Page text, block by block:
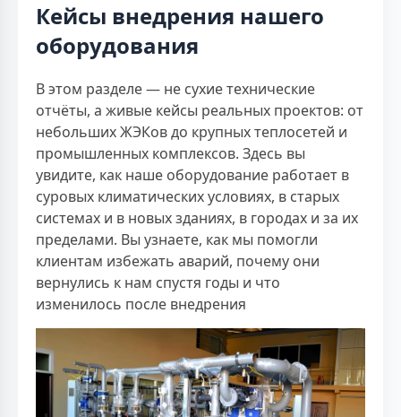
Кейсы внедрения нашего
оборудования
В этом разделе — не сухие технические
отчёты, а живые кейсы реальных проектов: от
небольших ЖЭКов до крупных теплосетей и
промышленных комплексов. Здесь вы
увидите, как наше оборудование работает в
суровых климатических условиях, в старых
системах и в новых зданиях, в городах и за их
пределами. Вы узнаете, как мы помогли
клиентам избежать аварий, почему они
вернулись к нам спустя годы и что
изменилось после внедрения